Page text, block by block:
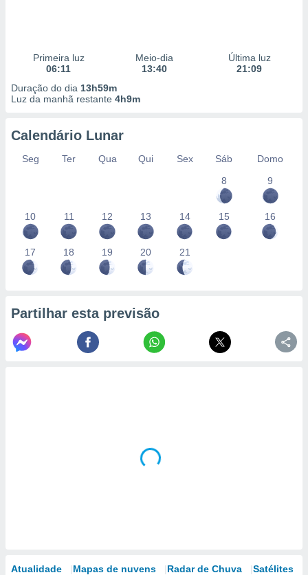
Primeira luz
06:11
Meio-dia
13:40
Última luz
21:09
Duração do dia 13h59m
Luz da manhã restante 4h9m
Calendário Lunar
Seg Ter Qua Qui Sex Sáb
Domo
8
9
10 11 12 13 14 15 16
17 18 19 20 21
Partilhar esta previsão
Atualidade Mapas de nuvens Radar de Chuva Satélites